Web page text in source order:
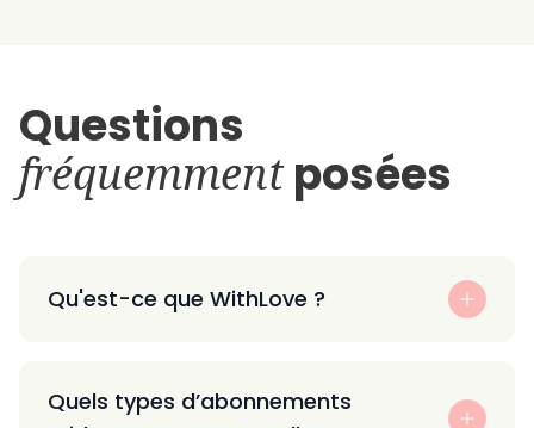
Questions
fréquemmentposées
Qu'est-ce que WithLove ?
Quels types d’abonnements